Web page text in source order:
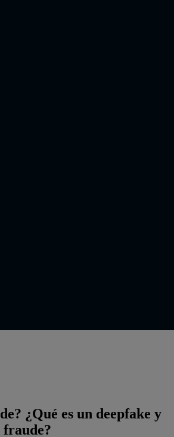
¿Qué es un deepfake y
fraude?